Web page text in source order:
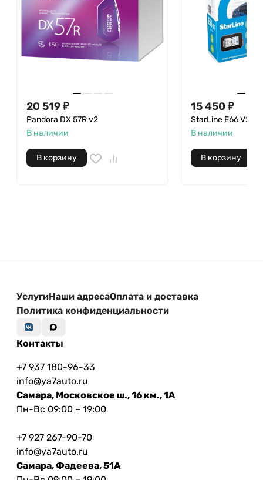
20 519₽
Pandora DX 57R v2
В наличии
В корзину
15 450 ₽
StarLine E66 V2
В наличии
В корзину
УслугиНаши адресаОплата и доставка
Политика конфиденциальности
Контакты
+7 937 180-96-33
info@ya7auto.ru
Самара, Московское ш., 16 км., 1А
Пн-Вс 09:00 – 19:00
+7 927 267-90-70
info@ya7auto.ru
Самара, Фадеева, 51А